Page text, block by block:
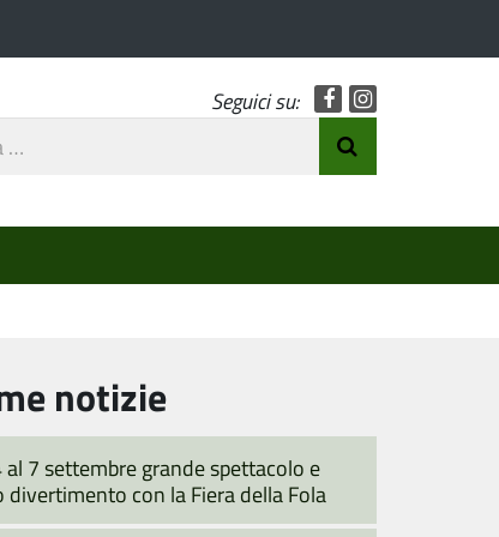
Seguici su: Facebook
notizie
al 7 settembre grande spettacolo e
divertimento con la Fiera della Fola